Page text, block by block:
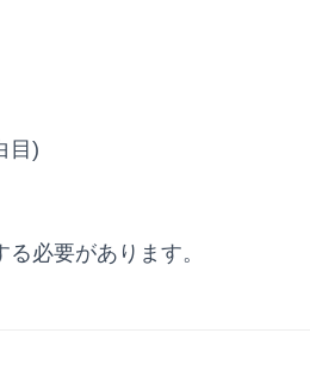
目)
必要があります。